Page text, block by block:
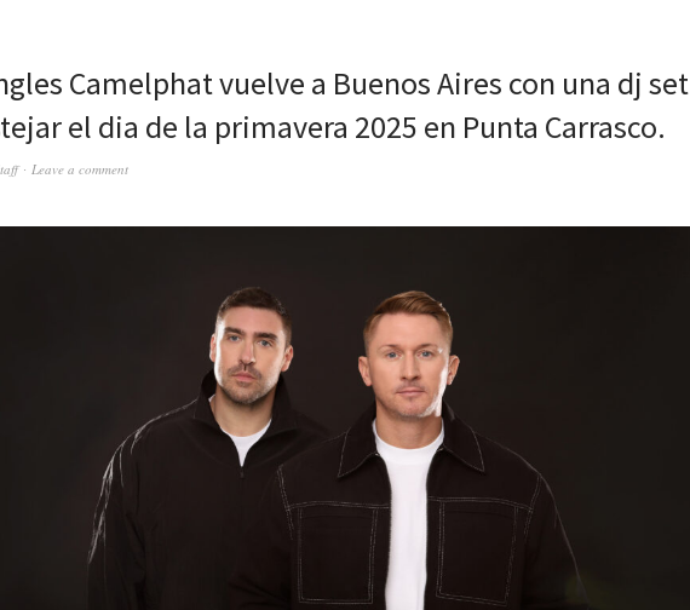
Camelphat vuelve a Buenos Aires con una dj set
el dia de la primavera 2025 en Punta Carrasco.
Leave a comment